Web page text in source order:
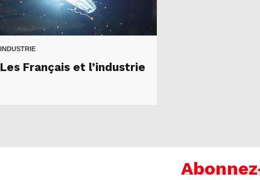
INDUSTRIE
Les Français et l’industrie